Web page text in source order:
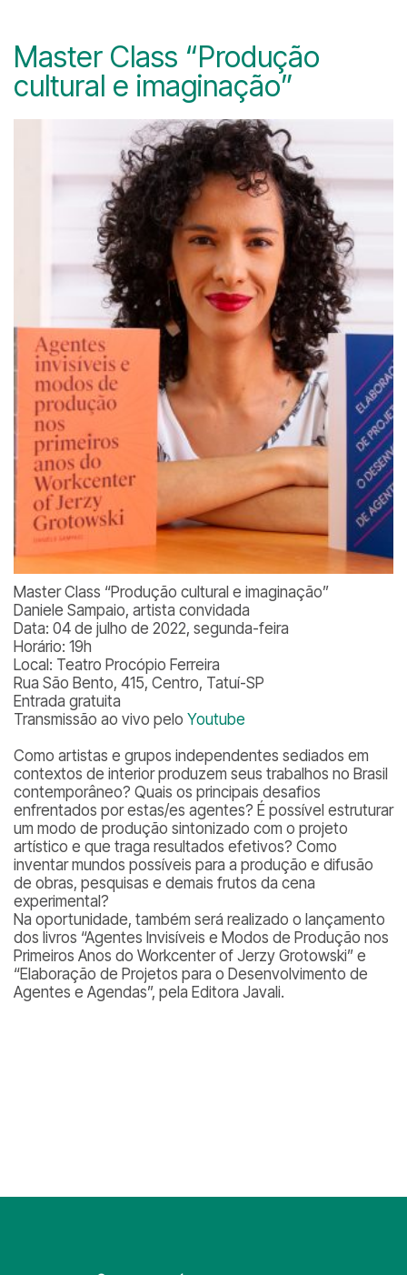
Master Class “Produção
cultural e imaginação”
Master Class “Produção cultural e imaginação”
Daniele Sampaio, artista convidada
Data: 04 de julho de 2022, segunda-feira
Horário: 19h
Local: Teatro Procópio Ferreira
Rua São Bento, 415, Centro, Tatuí-SP
Entrada gratuita
Transmissão ao vivo pelo Youtube
Como artistas e grupos independentes sediados em
contextos de interior produzem seus trabalhos no Brasil
contemporâneo? Quais os principais desafios
enfrentados por estas/es agentes? É possível estruturar
um modo de produção sintonizado com o projeto
artístico e que traga resultados efetivos? Como
inventar mundos possíveis para a produção e difusão
de obras, pesquisas e demais frutos da cena
experimental?
Na oportunidade, também será realizado o lançamento
dos livros “Agentes Invisíveis e Modos de Produção nos
Primeiros Anos do Workcenter of Jerzy Grotowski” e
“Elaboração de Projetos para o Desenvolvimento de
Agentes e Agendas”, pela Editora Javali.